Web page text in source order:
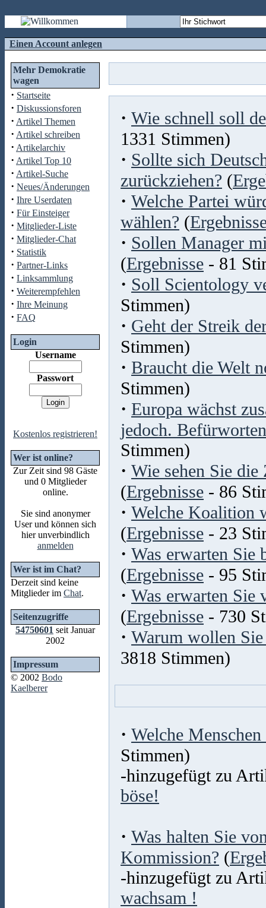
Einen Account anlegen
Mehr Demokratie
wagen
· Startseite
· Diskussionsforen
· Artikel Themen
· Artikel schreiben
· Artikelarchiv
· Artikel Top 10
· Artikel-Suche
· Neues/Änderungen
· Ihre Userdaten
· Für Einsteiger
· Mitglieder-Liste
· Mitglieder-Chat
· Statistik
· Partner-Links
· Linksammlung
· Weiterempfehlen
· Ihre Meinung
· FAQ
Login
Username
Passwort
Kostenlos registrieren!
Wer ist online?
Zur Zeit sind 98 Gäste
und 0 Mitglieder
online.
Sie sind anonymer
User und können sich
hier unverbindlich
anmelden
Wer ist im Chat?
Derzeit sind keine
Mitglieder im Chat.
Seitenzugriffe
54750601 seit Januar
2002
Impressum
© 2002 Bodo
Kaelberer
· Wie schnell soll
1331 Stimmen)
· Sollte sich
zurückziehen? (
· Welche Partei
wählen? (
· Sollen Manager
(Ergebnisse - 81
· Soll Scientology
Stimmen)
· Geht der Streik
Stimmen)
· Braucht die Welt
Stimmen)
· Europa wächst
jedoch.
Stimmen)
· Wie sehen Sie
(Ergebnisse - 86
· Welche Koalition
(Ergebnisse - 23
· Was erwarten Sie
(Ergebnisse - 95
· Was erwarten Sie
(Ergebnisse - 730
· Warum wollen
3818 Stimmen)
· Welche
Stimmen)
-hinzugefügt zu
böse!
· Was halten Sie
Kommission? (
-hinzugefügt zu
wachsam !